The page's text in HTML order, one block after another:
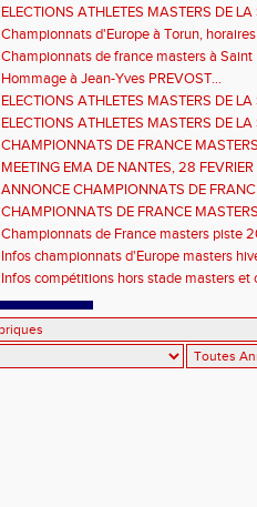
ELECTIONS ATHLETES MASTERS DE
2ème vote : athlètes hommes.
Championnats d'Europe à Torun,
informations...
Championnats de france masters à Saint
février 2026.
Hommage à Jean-Yves PREVOST...
ELECTIONS ATHLETES MASTERS DE
vote : athlètes femmes.
ELECTIONS ATHLETES MASTERS DE
CHAMPIONNATS DE FRANCE
informations sur les inscriptions et report
MEETING EMA DE NANTES, 28
ANNONCE CHAMPIONNATS DE
ÉPREUVES COMBINÉES ET ÉPREUVES
CHAMPIONNATS DE FRANCE
2026, site de l'organisation.
Championnats de France masters piste
Infos championnats d'Europe masters
Infos compétitions hors stade masters et